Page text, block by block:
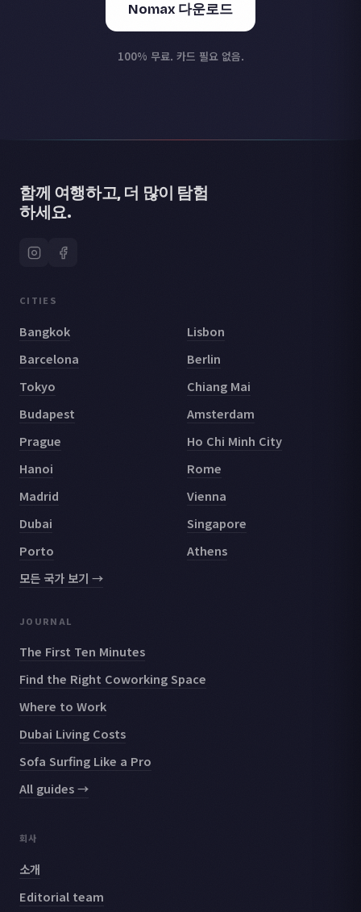
Nomax 다운로드
100% 무료. 카드 필요 없음.
함께 여행하고, 더 많이 탐험
하세요.
CITIES
Bangkok
Lisbon
Barcelona
Berlin
Tokyo
Chiang Mai
Budapest
Amsterdam
Prague
Ho Chi Minh City
Hanoi
Rome
Madrid
Vienna
Dubai
Singapore
Porto
Athens
모든 국가 보기 →
JOURNAL
The First Ten Minutes
Find the Right Coworking Space
Where to Work
Dubai Living Costs
Sofa Surfing Like a Pro
All guides →
회사
소개
Editorial team